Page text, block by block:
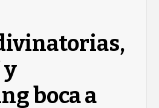
y
boca a